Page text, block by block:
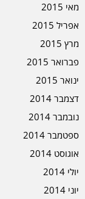
מאי 2015
אפריל 2015
מרץ 2015
פברואר 2015
ינואר 2015
דצמבר 2014
נובמבר 2014
ספטמבר 2014
אוגוסט 2014
יולי 2014
יוני 2014